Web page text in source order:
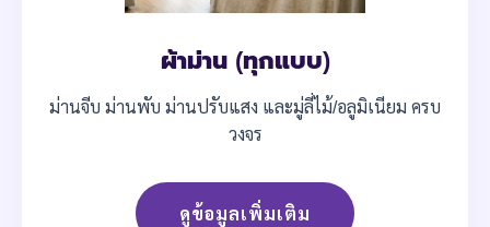
ผ้าม่าน (ทุกแบบ)
ม่านจีบ ม่านพับ ม่านปรับแสง และมู่ลี่ไม้/อลูมิเนียม ครบ
วงจร
ดูข้อมูลเพิ่มเติม